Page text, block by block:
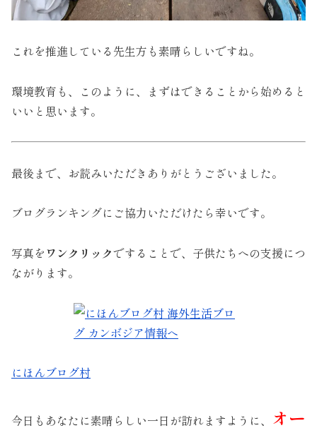
これを推進している先生方も素晴らしいですね。
環境教育も、このように、まずはできることから始めると
いいと思います。
最後まで、お読みいただきありがとうございました。
ブログランキングにご協力いただけたら幸いです。
写真をワンクリックですることで、子供たちへの支援につ
ながります。
にほんブログ村
今日もあなたに素晴らしい一日が訪れますように、 オー